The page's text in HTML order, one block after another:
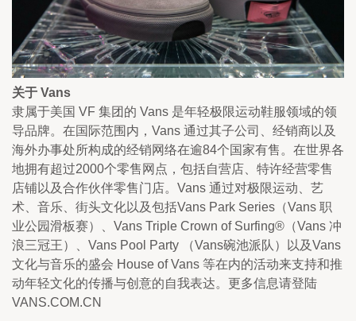
关于 Vans
隶属于美国 VF 集团的 Vans 是年轻极限运动鞋服领域的领
导品牌。在国际范围内，Vans 通过其子公司、经销商以及
海外办事处所构成的经销网络在逾84个国家有售。在世界各
地拥有超过2000个零售网点，包括自营店、特许经营零售
店铺以及合作伙伴零售门店。Vans 通过对极限运动、艺
术、音乐、街头文化以及包括Vans Park Series（Vans 职
业公园滑板赛）、Vans Triple Crown of Surfing®（Vans 冲
浪三冠王）、Vans Pool Party （Vans碗池派队）以及Vans
文化与音乐的盛会 House of Vans 等在内的活动来支持和推
动年轻文化的传播与创意的自我表达。更多信息请登陆
VANS.COM.CN